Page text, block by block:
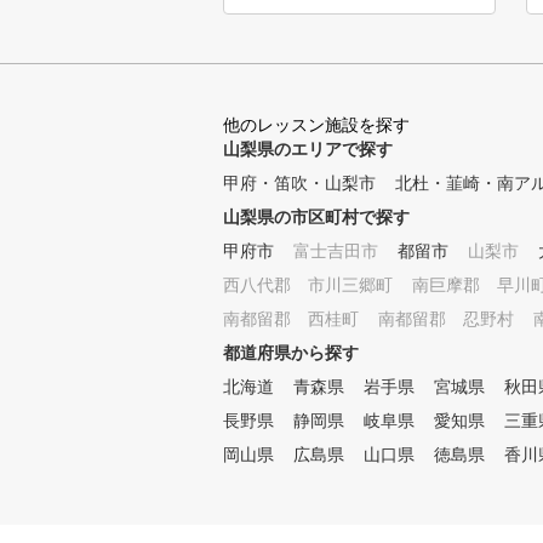
◇シミュレーター全打席設置
員特典あり ◇プロによるワン
ューズ無料レンタル ◇ゴルフ
ギアの相談もOK
他のレッスン施設を探す
山梨県のエリアで探す
甲府・笛吹・山梨市
北杜・韮崎・南ア
山梨県の市区町村で探す
甲府市
富士吉田市 都留市 山梨市
西八代郡 市川三郷町
南巨摩郡 早川
南都留郡 西桂町
南都留郡 忍野村
都道府県から探す
北海道
青森県 岩手県 宮城県 秋田
長野県
静岡県 岐阜県 愛知県 三重
岡山県
広島県 山口県 徳島県 香川